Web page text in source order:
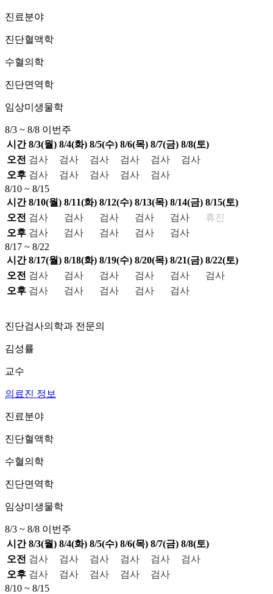
진료분야
진단혈액학
수혈의학
진단면역학
임상미생물학
8/3 ~ 8/8 이번주
시간 8/3(월) 8/4(화) 8/5(수) 8/6(목) 8/7(금) 8/8(토)
오전 검사 검사 검사 검사 검사
검사
오후 검사 검사 검사 검사
검사
8/10 ~ 8/15
시간 8/10(월) 8/11(화) 8/12(수) 8/13(목) 8/14(금) 8/15(토)
오전 검사 검사 검사 검사 검사
휴진
오후 검사 검사 검사 검사
검사
8/17 ~ 8/22
시간 8/17(월) 8/18(화) 8/19(수) 8/20(목) 8/21(금) 8/22(토)
오전 검사 검사 검사 검사 검사
검사
오후 검사 검사 검사 검사 검사
진단검사의학과 전문의
김성률
교수
의료진 정보
진료분야
진단혈액학
수혈의학
진단면역학
임상미생물학
8/3 ~ 8/8 이번주
시간 8/3(월) 8/4(화) 8/5(수) 8/6(목) 8/7(금) 8/8(토)
오전 검사 검사 검사 검사 검사
검사
오후 검사 검사 검사 검사
검사
8/10 ~ 8/15